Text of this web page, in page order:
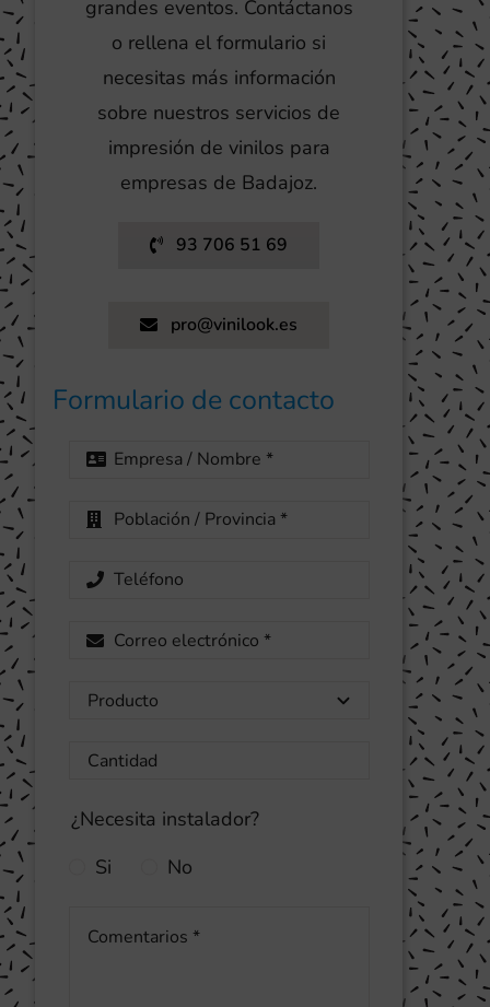
grandes eventos. Contáctanos
o rellena el formulario si
necesitas más información
sobre nuestros servicios de
impresión de vinilos para
empresas de Badajoz.
93 706 51 69
pro@vinilook.es
Formulario de contacto
¿Necesita instalador?
Si
No